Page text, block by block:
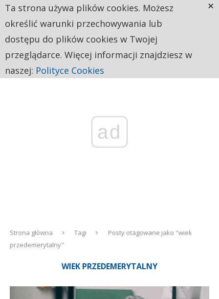
ad
Strona główna Tagi
Posty otagowane jako "wiek
przedemerytalny"
WIEK PRZEDEMERYTALNY
Ta strona używa plików cookies. Możesz
określić warunki przechowywania lub
dostępu do plików cookies w Twojej
przeglądarce. Więcej informacji znajdziesz w
naszej: Polityce Cookies
×